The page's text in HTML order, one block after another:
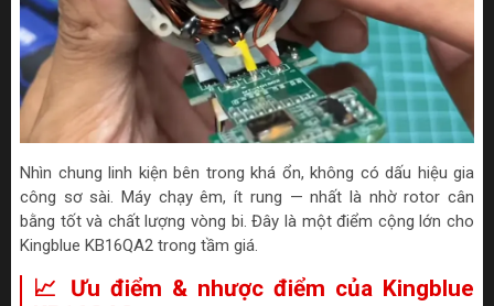
Nhìn chung linh kiện bên trong khá ổn, không có dấu hiệu gia
công sơ sài. Máy chạy êm, ít rung — nhất là nhờ rotor cân
bằng tốt và chất lượng vòng bi. Đây là một điểm cộng lớn cho
Kingblue KB16QA2 trong tầm giá.
📈 Ưu điểm & nhược điểm của Kingblue